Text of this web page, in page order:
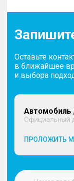
Оставьте
в ближайшее
и выбора
Автомобиль
Официальный
ПРОЛОЖИТЬ